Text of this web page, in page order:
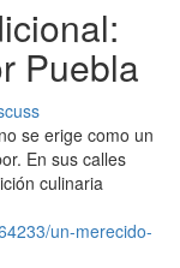
Puebla
se erige como un
En sus calles
culinaria
un-merecido-